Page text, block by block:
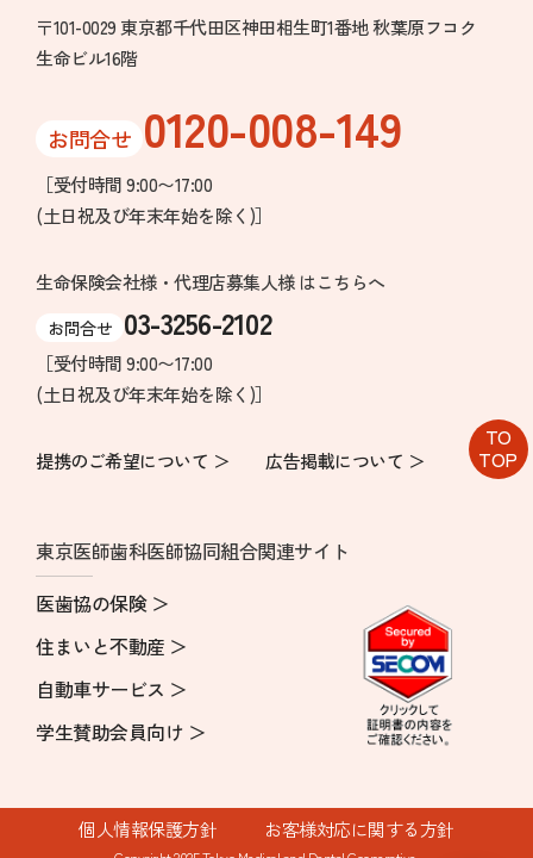
TO
TOP
〒101-0029 東京都千代田区神田相生町1番地 秋葉原フコク
生命ビル16階
お問合せ 0120-008-149
［受付時間 9:00〜17:00
(土日祝及び年末年始を除く)］
生命保険会社様・代理店募集人様 はこちらへ
お問合せ 03-3256-2102
［受付時間 9:00〜17:00
(土日祝及び年末年始を除く)］
提携のご希望について ＞ 広告掲載について ＞
東京医師歯科医師協同組合関連サイト
医歯協の保険 ＞
住まいと不動産 ＞
自動車サービス ＞
学生賛助会員向け ＞
個人情報保護方針 お客様対応に関する方針